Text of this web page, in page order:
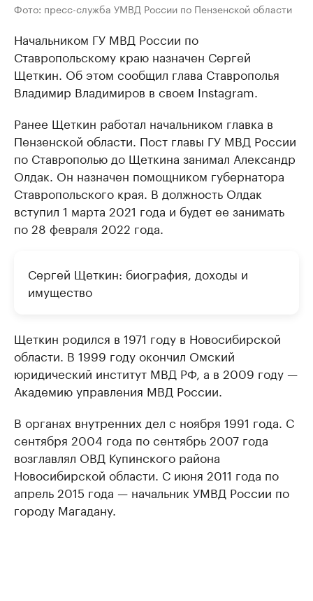
Фото: пресс-служба УМВД России по Пензенской области
Начальником ГУ МВД России по
Ставропольскому краю назначен Сергей
Щеткин. Об этом сообщил глава Ставрополья
Владимир Владимиров в своем Instagram.
Ранее Щеткин работал начальником главка в
Пензенской области. Пост главы ГУ МВД России
по Ставрополью до Щеткина занимал Александр
Олдак. Он назначен помощником губернатора
Ставропольского края. В должность Олдак
вступил 1 марта 2021 года и будет ее занимать
по 28 февраля 2022 года.
Сергей Щеткин: биография, доходы и
имущество
Щеткин родился в 1971 году в Новосибирской
области. В 1999 году окончил Омский
юридический институт МВД РФ, а в 2009 году —
Академию управления МВД России.
В органах внутренних дел с ноября 1991 года. С
сентября 2004 года по сентябрь 2007 года
возглавлял ОВД Купинского района
Новосибирской области. С июня 2011 года по
апрель 2015 года — начальник УМВД России по
городу Магадану.